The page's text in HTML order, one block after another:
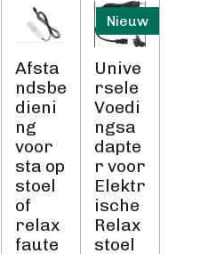
Afsta
ndsbe
dieni
ng
voor
sta op
stoel
of
relax
faute
Nieuw
Unive
rsele
Voedi
ngsa
dapte
r voor
Elektr
ische
Relax
stoel